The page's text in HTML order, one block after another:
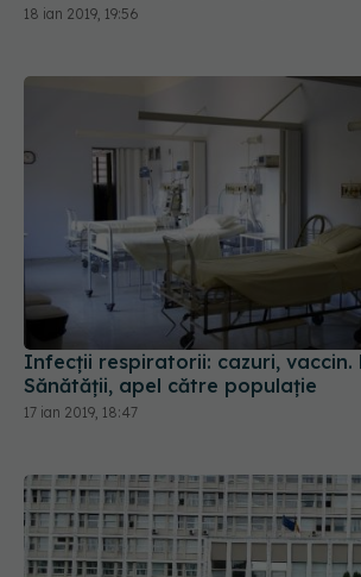
18 ian 2019, 19:56
Infecţii respiratorii: cazuri, vaccin.
Sănătăţii, apel către populaţie
17 ian 2019, 18:47